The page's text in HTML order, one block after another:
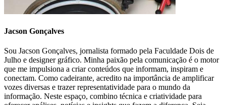
Jacson Gonçalves
Sou Jacson Gonçalves, jornalista formado pela Faculdade Dois de
Julho e designer gráfico. Minha paixão pela comunicação é o motor
que me impulsiona a criar conteúdos que informam, inspiram e
conectam. Como cadeirante, acredito na importância de amplificar
vozes diversas e trazer representatividade para o mundo da
informação. Neste espaço, combino técnica e criatividade para